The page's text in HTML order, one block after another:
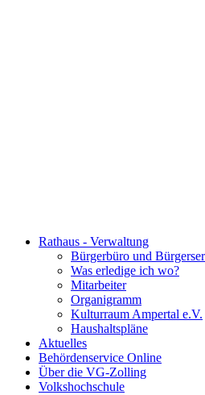
Rathaus - Verwaltung
Bürgerbüro und
Was erledige ich wo?
Mitarbeiter
Organigramm
Kulturraum Ampertal e.V.
Haushaltspläne
Aktuelles
Behördenservice Online
Über die VG-Zolling
Volkshochschule